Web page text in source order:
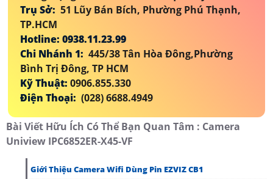
Trụ Sở: 51 Lũy Bán Bích, Phường Phú Thạnh,
TP.HCM
Hotline: 0938.11.23.99
Chi Nhánh 1: 445/38 Tân Hòa Đông,Phường
Bình Trị Đông, TP HCM
Kỹ Thuật: 0906.855.330
Điện Thoại: (028) 6688.4949
Bài Viết Hữu Ích Có Thể Bạn Quan Tâm : Camera
Uniview IPC6852ER-X45-VF
Giới Thiệu Camera Wifi Dùng Pin EZVIZ CB1